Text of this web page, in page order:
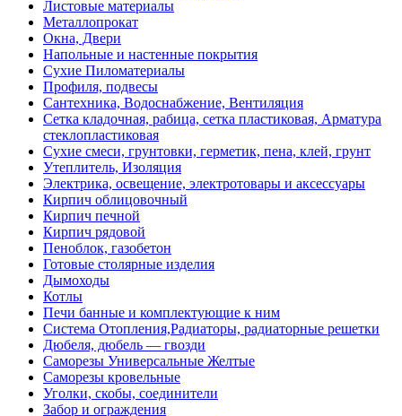
Листовые материалы
Металлопрокат
Окна, Двери
Напольные и настенные покрытия
Сухие Пиломатериалы
Профиля, подвесы
Сантехника, Водоснабжение, Вентиляция
Сетка кладочная, рабица, сетка пластиковая, Арматура
стеклопластиковая
Сухие смеси, грунтовки, герметик, пена, клей, грунт
Утеплитель, Изоляция
Электрика, освещение, электротовары и аксессуары
Кирпич облицовочный
Кирпич печной
Кирпич рядовой
Пеноблок, газобетон
Готовые столярные изделия
Дымоходы
Котлы
Печи банные и комплектующие к ним
Система Отопления,Радиаторы, радиаторные решетки
Дюбеля, дюбель — гвозди
Саморезы Универсальные Желтые
Саморезы кровельные
Уголки, скобы, соединители
Забор и ограждения